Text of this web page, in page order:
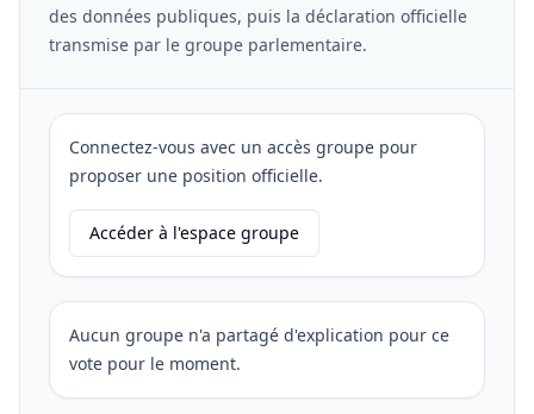
des données publiques, puis la déclaration officielle
transmise par le groupe parlementaire.
Connectez-vous avec un accès groupe pour
proposer une position officielle.
Accéder à l'espace groupe
Aucun groupe n'a partagé d'explication pour ce
vote pour le moment.